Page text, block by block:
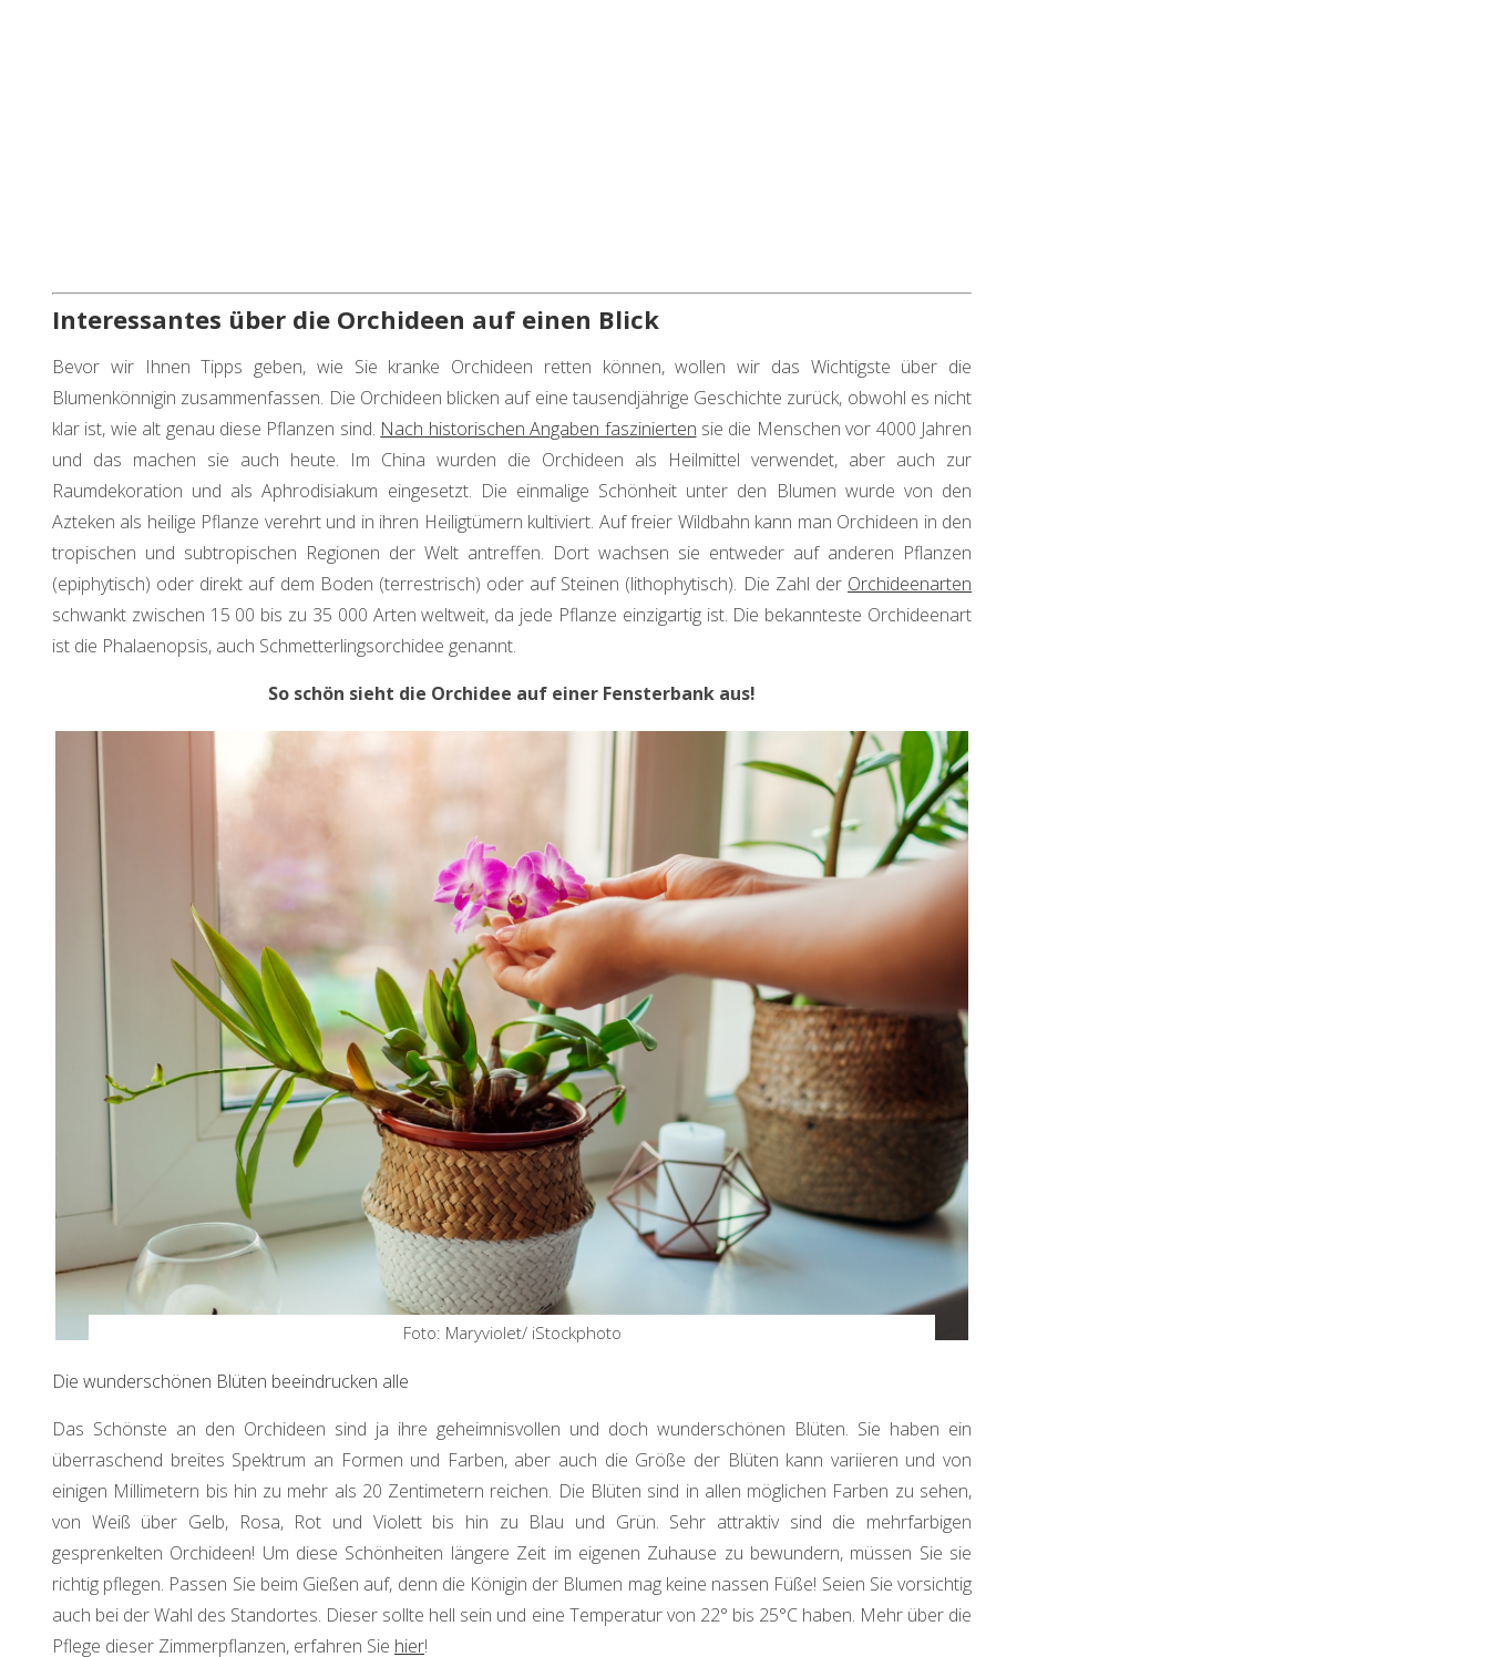
Interessantes über die Orchideen auf einen Blick
Bevor wir Ihnen Tipps geben, wie Sie kranke Orchideen retten können, wollen wir das Wichtigste über die
Blumenkönnigin zusammenfassen. Die Orchideen blicken auf eine tausendjährige Geschichte zurück, obwohl es nicht
klar ist, wie alt genau diese Pflanzen sind. Nach historischen Angaben faszinierten sie die Menschen vor 4000 Jahren
und das machen sie auch heute. Im China wurden die Orchideen als Heilmittel verwendet, aber auch zur
Raumdekoration und als Aphrodisiakum eingesetzt. Die einmalige Schönheit unter den Blumen wurde von den
Azteken als heilige Pflanze verehrt und in ihren Heiligtümern kultiviert. Auf freier Wildbahn kann man Orchideen in den
tropischen und subtropischen Regionen der Welt antreffen. Dort wachsen sie entweder auf anderen Pflanzen
(epiphytisch) oder direkt auf dem Boden (terrestrisch) oder auf Steinen (lithophytisch). Die Zahl der Orchideenarten
schwankt zwischen 15 00 bis zu 35 000 Arten weltweit, da jede Pflanze einzigartig ist. Die bekannteste Orchideenart
ist die Phalaenopsis, auch Schmetterlingsorchidee genannt.
So schön sieht die Orchidee auf einer Fensterbank aus!
Foto: Maryviolet/ iStockphoto
Die wunderschönen Blüten beeindrucken alle
Das Schönste an den Orchideen sind ja ihre geheimnisvollen und doch wunderschönen Blüten. Sie haben ein
überraschend breites Spektrum an Formen und Farben, aber auch die Größe der Blüten kann variieren und von
einigen Millimetern bis hin zu mehr als 20 Zentimetern reichen. Die Blüten sind in allen möglichen Farben zu sehen,
von Weiß über Gelb, Rosa, Rot und Violett bis hin zu Blau und Grün. Sehr attraktiv sind die mehrfarbigen
gesprenkelten Orchideen! Um diese Schönheiten längere Zeit im eigenen Zuhause zu bewundern, müssen Sie sie
richtig pflegen. Passen Sie beim Gießen auf, denn die Königin der Blumen mag keine nassen Füße! Seien Sie vorsichtig
auch bei der Wahl des Standortes. Dieser sollte hell sein und eine Temperatur von 22° bis 25°C haben. Mehr über die
Pflege dieser Zimmerpflanzen, erfahren Sie hier!